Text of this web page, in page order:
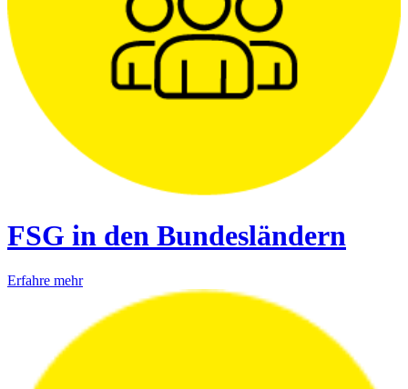
FSG in den Bundesländern
Erfahre mehr